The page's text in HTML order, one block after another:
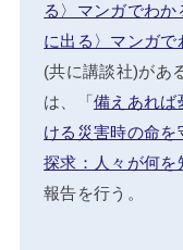
る〉マンガでわ
に出る〉マンガ
(共に講談社)があ
は、「備えあれば
ける災害時の命を
探求：人々が何を
報告を行う。